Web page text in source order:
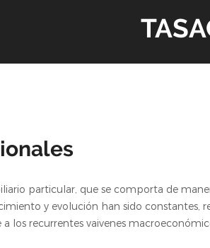
particular, que se comporta de
y evolución han sido constantes,
los recurrentes vaivenes